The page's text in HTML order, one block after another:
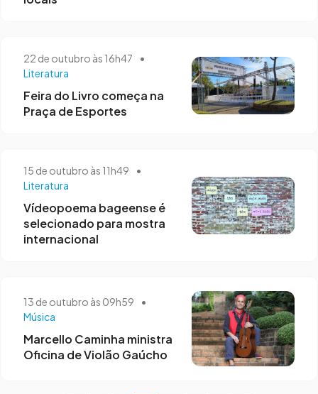
22 de outubro às 16h47
•
Literatura
Feira do Livro começa na
Praça de Esportes
15 de outubro às 11h49
•
Literatura
Vídeopoema bageense é
selecionado para mostra
internacional
13 de outubro às 09h59
•
Música
Marcello Caminha ministra
Oficina de Violão Gaúcho